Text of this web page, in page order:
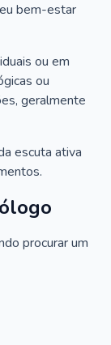
bem-estar
ou em
ou
geralmente
escuta ativa
procurar um